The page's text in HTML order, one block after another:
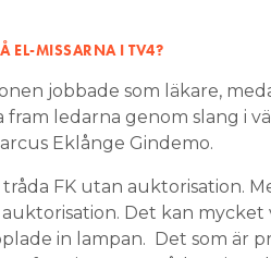
EL-MISSARNA I TV4?
jobbade som läkare,
fram ledarna genom slang i
Eklånge Gindemo.
tråda FK utan auktorisation.
Det kan
in lampan. Det som är